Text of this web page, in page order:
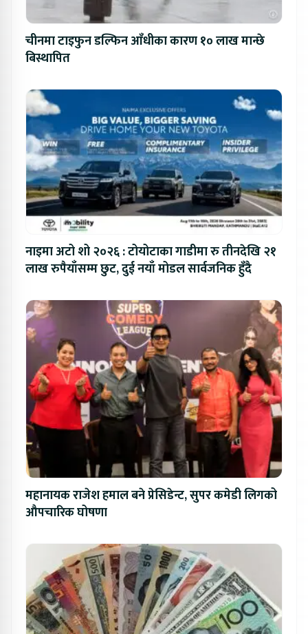
चीनमा टाइफुन डल्फिन आँधीका कारण १० लाख मान्छे
बिस्थापित
नाइमा अटो शो २०२६ : टोयोटाका गाडीमा रु तीनदेखि २१
लाख रुपैयाँसम्म छुट, दुई नयाँ मोडल सार्वजनिक हुँदै
महानायक राजेश हमाल बने प्रेसिडेन्ट, सुपर कमेडी लिगको
औपचारिक घोषणा